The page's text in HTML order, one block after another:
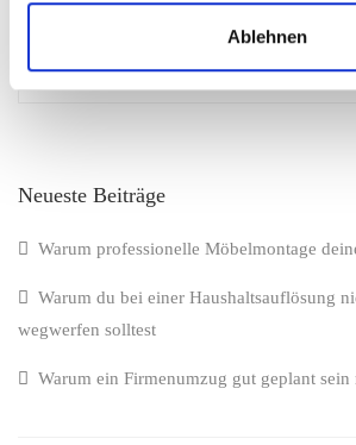
Ablehnen
ByTransporteMiller on21. März 2025
Neueste Beiträge
Warum professionelle Möbelmontage
Warum du bei einer Haushaltsauflösung
wegwerfen solltest
Warum ein Firmenumzug gut geplant sein